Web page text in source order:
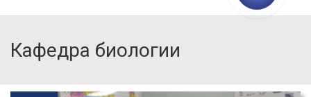
Кафедра биологии